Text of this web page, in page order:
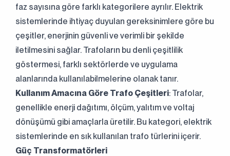
faz sayısına göre farklı kategorilere ayrılır. Elektrik
sistemlerinde ihtiyaç duyulan gereksinimlere göre bu
çeşitler, enerjinin güvenli ve verimli bir şekilde
iletilmesini sağlar. Trafoların bu denli çeşitlilik
göstermesi, farklı sektörlerde ve uygulama
alanlarında kullanılabilmelerine olanak tanır.
Kullanım Amacına Göre Trafo Çeşitleri: Trafolar,
genellikle enerji dağıtımı, ölçüm, yalıtım ve voltaj
dönüşümü gibi amaçlarla üretilir. Bu kategori, elektrik
sistemlerinde en sık kullanılan trafo türlerini içerir.
Güç Transformatörleri